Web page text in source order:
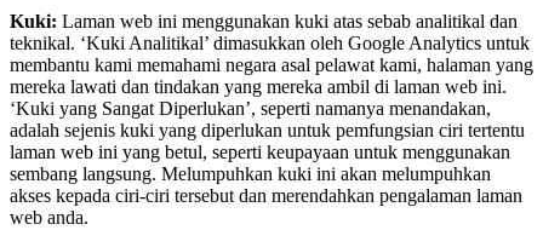
Kuki: Laman web ini menggunakan kuki atas sebab analitikal dan
teknikal. ‘Kuki Analitikal’ dimasukkan oleh Google Analytics untuk
membantu kami memahami negara asal pelawat kami, halaman yang
mereka lawati dan tindakan yang mereka ambil di laman web ini.
‘Kuki yang Sangat Diperlukan’, seperti namanya menandakan,
adalah sejenis kuki yang diperlukan untuk pemfungsian ciri tertentu
laman web ini yang betul, seperti keupayaan untuk menggunakan
sembang langsung. Melumpuhkan kuki ini akan melumpuhkan
akses kepada ciri-ciri tersebut dan merendahkan pengalaman laman
web anda.